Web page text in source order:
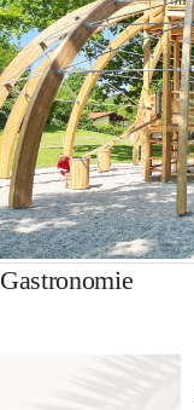
Gastronomie